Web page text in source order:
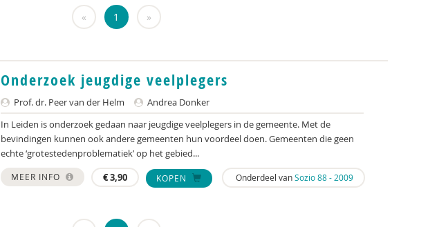
« 1 »
Onderzoek jeugdige veelplegers
Prof. dr. Peer van der Helm
Andrea Donker
In Leiden is onderzoek gedaan naar jeugdige veelplegers in de gemeente. Met de
bevindingen kunnen ook andere gemeenten hun voordeel doen. Gemeenten die geen
echte ‘grotestedenproblematiek’ op het gebied...
MEER INFO €3,90 KOPEN Onderdeel vanSozio 88 - 2009